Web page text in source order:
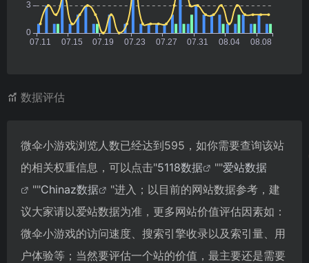
数据评估
微伞小游戏浏览人数已经达到595，如你需要查询该站
的相关权重信息，可以点击"5118数据 ""爱站数据
""Chinaz数据
"进入；以目前的网站数据参考，建
议大家请以爱站数据为准，更多网站价值评估因素如：
微伞小游戏的访问速度、搜索引擎收录以及索引量、用
户体验等；当然要评估一个站的价值，最主要还是需要